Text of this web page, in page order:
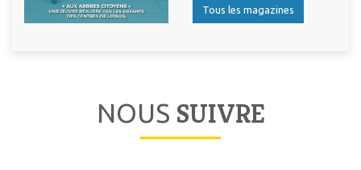
Tous les magazines
NOUS SUIVRE